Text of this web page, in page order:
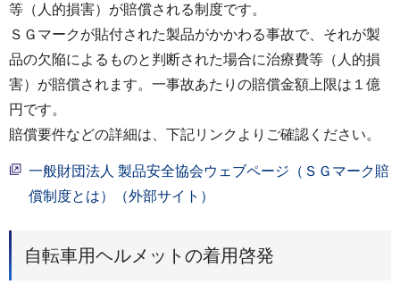
等（人的損害）が賠償される制度です。
ＳＧマークが貼付された製品がかかわる事故で、それが製
品の欠陥によるものと判断された場合に治療費等（人的損
害）が賠償されます。一事故あたりの賠償金額上限は１億
円です。
賠償要件などの詳細は、下記リンクよりご確認ください。
一般財団法人 製品安全協会ウェブページ（ＳＧマーク賠
償制度とは）（外部サイト）
自転車用ヘルメットの着用啓発